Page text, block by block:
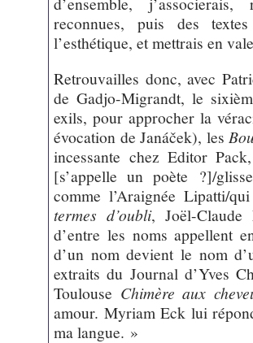
reconnues, puis des
l’esthétique, et mettrais en
Retrouvailles donc, avec
de Gadjo-Migrandt, le
exils, pour approcher la
évocation de Janáček), les
incessante chez Editor
[s’appelle un poète ?]/
comme l’Araignée Lipatti/qui
termes d’oubli, Joël-
d’entre les noms appellent
d’un nom devient le nom
extraits du Journal d’Yves
Toulouse Chimère aux
amour. Myriam Eck lui
ma langue. »